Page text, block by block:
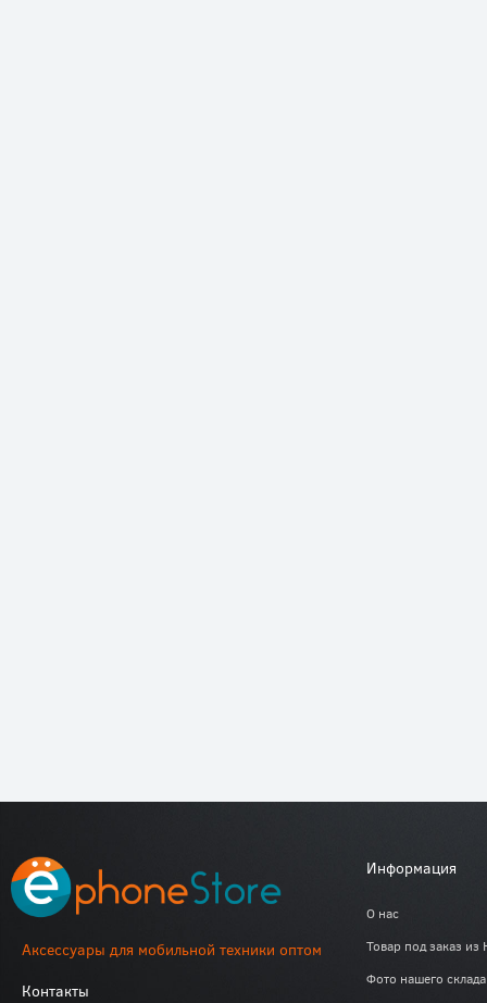
Аксессуары для мобильной техники оптом
Контакты
Информация
О нас
Товар под заказ из
Фото нашего склада